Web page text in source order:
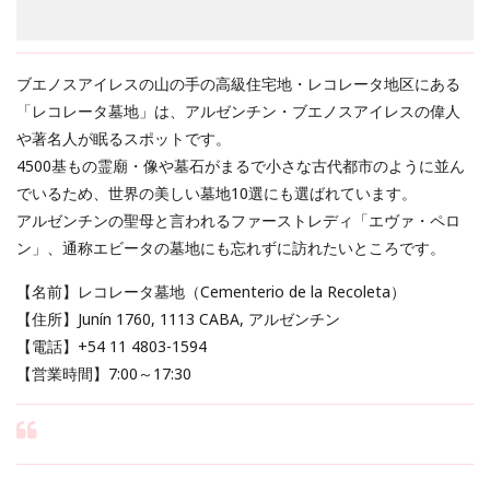
ブエノスアイレスの山の手の高級住宅地・レコレータ地区にある
「レコレータ墓地」は、アルゼンチン・ブエノスアイレスの偉人
や著名人が眠るスポットです。
4500基もの霊廟・像や墓石がまるで小さな古代都市のように並ん
でいるため、世界の美しい墓地10選にも選ばれています。
アルゼンチンの聖母と言われるファーストレディ「エヴァ・ペロ
ン」、通称エビータの墓地にも忘れずに訪れたいところです。
【名前】レコレータ墓地（Cementerio de la Recoleta）
【住所】Junín 1760, 1113 CABA, アルゼンチン
【電話】+54 11 4803-1594
【営業時間】7:00～17:30